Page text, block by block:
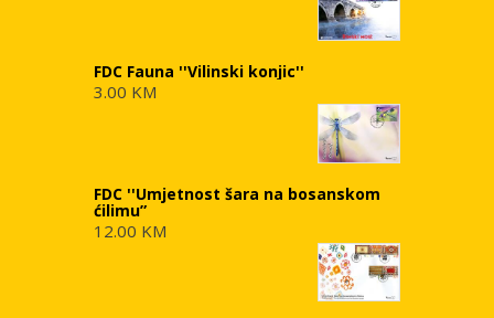
FDC Fauna ''Vilinski konjic''
3.00 KM
FDC ''Umjetnost šara na bosanskom
ćilimu”
12.00 KM